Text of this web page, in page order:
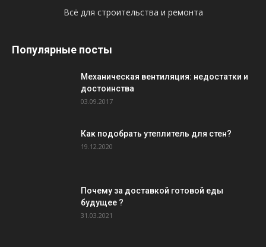
Всё для строительства и ремонта
Популярные посты
Механическая вентиляция: недостатки и
достоинства
03.09.2017
Как подобрать утеплитель для стен?
19.12.2020
Почему за доставкой готовой еды
будущее ?
31.03.2021